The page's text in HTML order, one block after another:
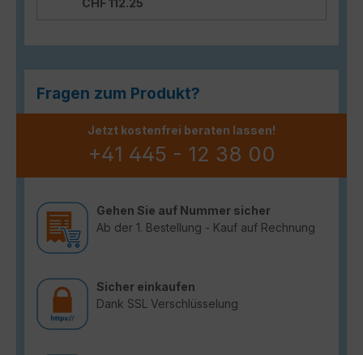
CHF 112.25
Fragen zum Produkt?
Jetzt kostenfrei beraten lassen!
+41 445 - 12 38 00
Gehen Sie auf Nummer sicher
Ab der 1. Bestellung - Kauf auf Rechnung
Sicher einkaufen
Dank SSL Verschlüsselung